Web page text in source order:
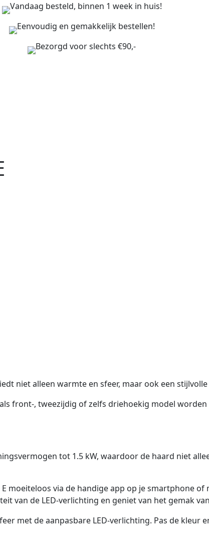
Vandaag besteld, binnen 1 week in huis!
Eenvoudig en gemakkelijk bestellen!
Bezorgd voor slechts €90,-
niet alleen warmte en sfeer, maar ook een
front-, tweezijdig of zelfs driehoekig model
tot 1.5 kW, waardoor de haard niet
E moeiteloos via de handige app op je smartphone
van de LED-verlichting en geniet van het gemak
met de aanpasbare LED-verlichting. Pas de kleur